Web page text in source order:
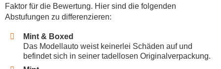
Faktor für die Bewertung. Hier sind die folgenden
Abstufungen zu differenzieren:
Mint & Boxed
Das Modellauto weist keinerlei Schäden auf und
befindet sich in seiner tadellosen Originalverpackung.